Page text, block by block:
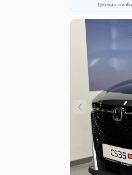
Добавить в